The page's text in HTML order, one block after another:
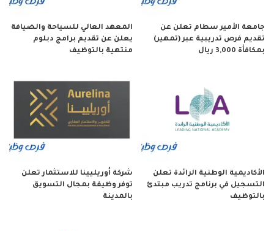
جامعة الأمير سطام تعلن عن
تقديم فرص تدريبية عبر (تمهير)
بمكافأة 3,000 ريال
المعهد العالي للسياحة والضيافة
يعلن عن تقديم برامج دبلوم
منتهية بالتوظيف
الأكاديمية الوطنية الرائدة تعلن
التسجيل في برنامج تدريب مبتدئ
بالتوظيف
شركة أوريليينا للاستثمار تعلن
توفر وظيفة بمجال التسويق
بالمدينة